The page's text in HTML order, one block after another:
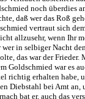
noch überdies
daß wer das Roß
vertraut sich
allzusehr, wenn Ihr
in selbiger Nacht
das war der
Goldschmied war es
richtig erhalten habe,
Diebstahl bei Amt
bat er, auch das